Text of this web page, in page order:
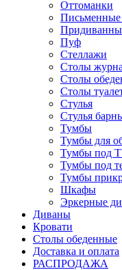
Оттоманки
Письменные
Пуф
Стеллажи
Столы
Столы
Столы
Стулья
Стулья
Тумбы
Тумбы для
Тумбы под
Тумбы под
Тумбы
Шкафы
Эркерные
Диваны
Кровати
Столы обеденные
Доставка и оплата
РАСПРОДАЖА